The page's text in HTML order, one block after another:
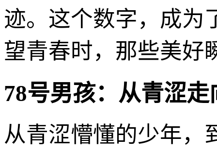
迹。这个数字，成为
望青春时，那些美好
78号男孩：从青涩
从青涩懵懂的少年，